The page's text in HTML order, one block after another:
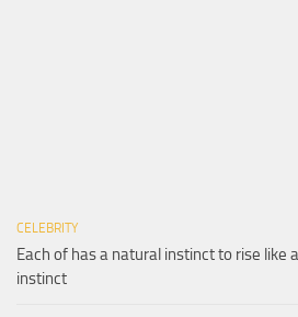
CELEBRITY
Each of has a natural instinct to rise like
instinct